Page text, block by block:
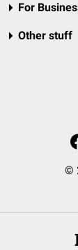
For
Other stuff
©